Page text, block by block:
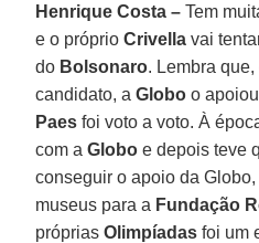
Henrique Costa – Tem
e o próprioCrivella vai
do Bolsonaro. Lembra
candidato, aGlobo o
Paes foi voto a voto. À
com aGlobo e depois teve
conseguir o apoio da
museus para a Fundação
própriasOlimpíadas foi um